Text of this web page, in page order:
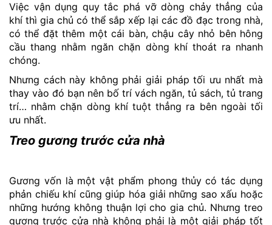
Việc vận dụng quy tắc phá vỡ dòng chảy thẳng của
khí thì gia chủ có thể sắp xếp lại các đồ đạc trong nhà,
có thể đặt thêm một cái bàn, chậu cây nhỏ bên hông
cầu thang nhằm ngăn chặn dòng khí thoát ra nhanh
chóng.
Nhưng cách này không phải giải pháp tối ưu nhất mà
thay vào đó bạn nên bố trí vách ngăn, tủ sách, tủ trang
trí… nhằm chặn dòng khí tuột thẳng ra bên ngoài tối
ưu nhất.
Treo gương trước cửa nhà
Gương vốn là một vật phẩm phong thủy có tác dụng
phản chiếu khí cũng giúp hóa giải những sao xấu hoặc
những hướng không thuận lợi cho gia chủ. Nhưng treo
gương trước cửa nhà không phải là một giải pháp tốt